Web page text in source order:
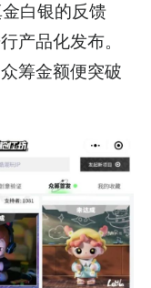
白银的反馈
产品化发布。
筹金额便突破